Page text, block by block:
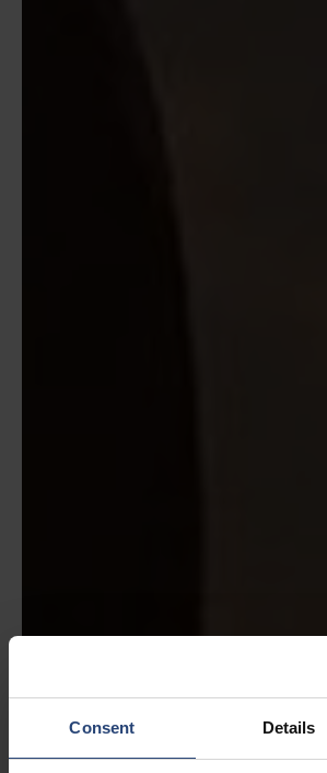
Consent Details